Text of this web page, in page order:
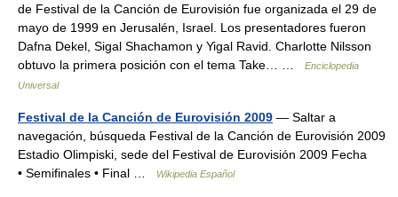
de Festival de la Canción de Eurovisión fue organizada el 29 de
mayo de 1999 en Jerusalén, Israel. Los presentadores fueron
Dafna Dekel, Sigal Shachamon y Yigal Ravid. Charlotte Nilsson
obtuvo la primera posición con el tema Take… …
Enciclopedia
Universal
Festival de la Canción de Eurovisión 2009 — Saltar a
navegación, búsqueda Festival de la Canción de Eurovisión 2009
Estadio Olimpiski, sede del Festival de Eurovisión 2009 Fecha
• Semifinales • Final …
Wikipedia Español